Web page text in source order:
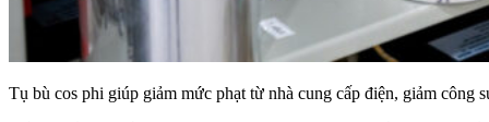
Tụ bù cos phi giúp giảm mức phạt từ nhà cung cấp điện, giảm công